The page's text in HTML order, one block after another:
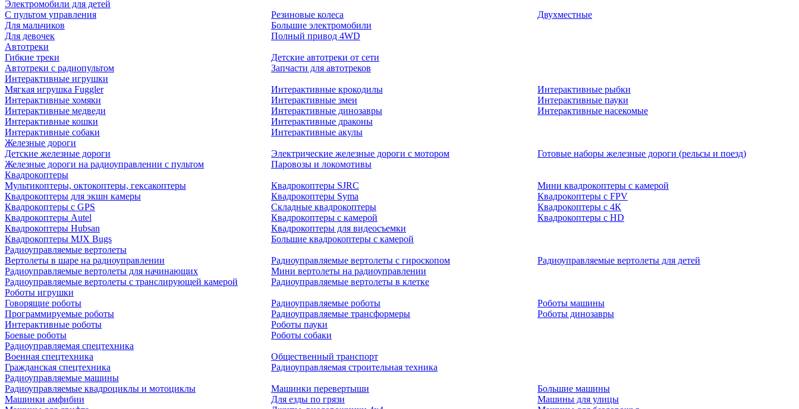
Электромобили для детей
С пультом управления
Для мальчиков
Для девочек
Резиновые колеса
Большие электромобили
Полный привод 4WD
Двухместные
Автотреки
Гибкие треки
Автотреки с радиопультом
Детские автотреки от сети
Запчасти для автотреков
Интерактивные игрушки
Мягкая игрушка Fuggler
Интерактивные хомяки
Интерактивные медведи
Интерактивные кошки
Интерактивные собаки
Интерактивные крокодилы
Интерактивные змеи
Интерактивные динозавры
Интерактивные драконы
Интерактивные акулы
Интерактивные рыбки
Интерактивные пауки
Интерактивные насекомые
Железные дороги
Детские железные дороги
Железные дороги на радиоуправлении с пультом
Электрические железные дороги с мотором
Паровозы и локомотивы
Готовые наборы железные дороги (рельсы и поезд)
Квадрокоптеры
Мультикоптеры, октокоптеры, гексакоптеры
Квадрокоптеры для экшн камеры
Квадрокоптеры с GPS
Квадрокоптеры Autel
Квадрокоптеры Hubsan
Квадрокоптеры MJX Bugs
Квадрокоптеры SJRC
Квадрокоптеры Syma
Складные квадрокоптеры
Квадрокоптеры с камерой
Квадрокоптеры для видеосъемки
Большие квадрокоптеры с камерой
Мини квадрокоптеры с камерой
Квадрокоптеры с FPV
Квадрокоптеры с 4К
Квадрокоптеры с HD
Радиоуправляемые вертолеты
Вертолеты в шаре на радиоуправлении
Радиоуправляемые вертолеты для начинающих
Радиоуправляемые вертолеты с транслирующей камерой
Радиоуправляемые вертолеты с гироскопом
Мини вертолеты на радиоуправлении
Радиоуправляемые вертолеты в клетке
Радиоуправляемые вертолеты для детей
Роботы игрушки
Говорящие роботы
Программируемые роботы
Интерактивные роботы
Боевые роботы
Радиоуправляемые роботы
Радиоуправляемые трансформеры
Роботы пауки
Роботы собаки
Роботы машины
Роботы динозавры
Радиоуправляемая спецтехника
Военная спецтехника
Гражданская спецтехника
Общественный транспорт
Радиоуправляемая строительная техника
Радиоуправляемые машины
Радиоуправляемые квадроциклы и мотоциклы
Машинки амфибии
Машинки перевертыши
Для езды по грязи
Большие машины
Машины для улицы